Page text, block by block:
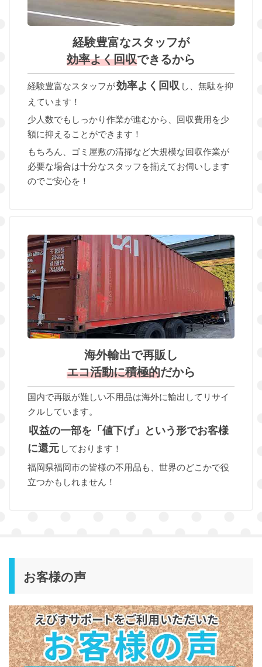
経験豊富なスタッフが
効率よく回収できるから
経験豊富なスタッフが効率よく回収 し、無駄を抑
えています！
少人数でもしっかり作業が進むから、回収費用を少
額に抑えることができます！
もちろん、ゴミ屋敷の清掃など大規模な回収作業が
必要な場合は十分なスタッフを揃えてお伺いします
のでご安心を！
海外輸出で再販し
エコ活動に積極的だから
国内で再販が難しい不用品は海外に輸出してリサイ
クルしています。
収益の一部を「値下げ」という形でお客様
に還元 しております！
福岡県福岡市の皆様の不用品も、世界のどこかで役
立つかもしれません！
お客様の声